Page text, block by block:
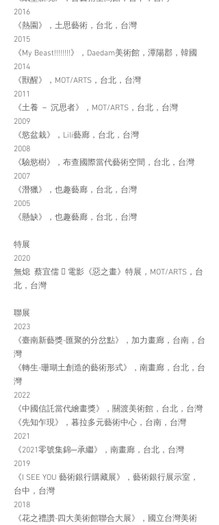
2016
《熱園》，土思藝術，台北，台灣
2015
《My Beast!!!!!!!!》，Daedam美術館，潭陽郡，韓國
2014
《獸醒》，MOT/ARTS，台北，台灣
2011
《土養 － 沉思者》，MOT/ARTS，台北，台灣
2009
《慾盆栽》，Lili藝廊，台北，台灣
2008
《驗慾樹》，布查國際當代藝術空間，台北，台灣
2007
《潛獵》，也趣藝廊，台北，台灣
2005
《懸缺》，也趣藝廊，台北，台灣
特展
2020
無熄 蔡宜儒  電影《惡之畫》特展，MOT/ARTS，台
北，台灣
聯展
2023
《臺南新藝獎-匯聚的分岔點》，加力畫廊，台南，台
灣
《轉生-珊瑚土創造的藝術形式》，南畫廊，台北，台
灣
2022
《中國信託當代繪畫獎》，關渡美術館，台北，台灣
《先知乍現》，暮拉多元藝術中心，台南，台灣
2021
《2021零號集錦─承繼》，南畫廊，台北，台灣
2019
《I SEE YOU 藝術銀行購藏展》，藝術銀行展示室，
台中，台灣
2018
《花之禮讚-四大美術館聯合大展》，國立台灣美術